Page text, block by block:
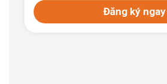
Đăng ký ngay